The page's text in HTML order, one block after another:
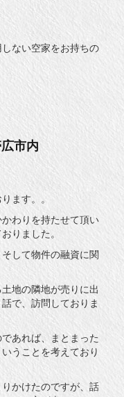
ない空家をお持ちの
市内
ます。。
わりを持たせて頂い
りました。
して物件の融資に関
地の隣地が売りに出
で、訪問しておりま
あれば、まとまった
うことを考えており
かけたのですが、話